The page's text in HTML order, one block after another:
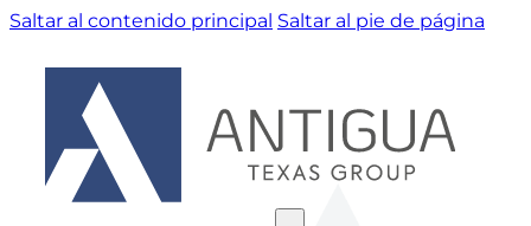
Saltar al contenido principal Saltar al pie de página